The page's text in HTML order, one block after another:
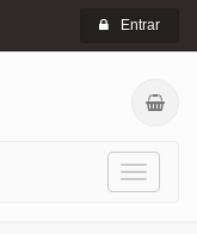
Entrar
Toggle